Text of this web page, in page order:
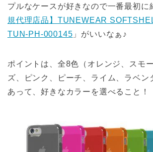
プルなケースが好きなので一番最初に
規代理店品】TUNEWEAR
TUN-PH-000145 」がいいなぁ♪
ポイントは、全8色（オレンジ、スモ
ズ、ピンク、ピーチ、ライム、ラベン
あって、好きなカラーを選べること！